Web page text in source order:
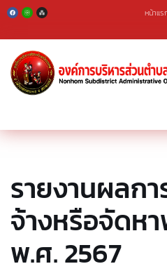
Skip
to
content
หน้าแร
รายงานผลก
จ้างหรือจัดห
พ.ศ. 2567